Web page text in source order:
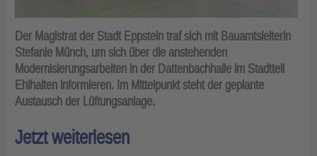
Der Magistrat der Stadt Eppstein traf sich mit Bauamtsleiterin
Stefanie Münch, um sich über die anstehenden
Modernisierungsarbeiten in der Dattenbachhalle im Stadtteil
Ehlhalten informieren. Im Mittelpunkt steht der geplante
Austausch der Lüftungsanlage.
Jetzt weiterlesen